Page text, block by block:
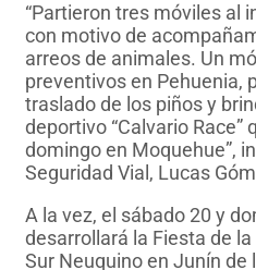
“Partieron tres móviles al
con motivo de
arreos de animales. Un
preventivos en Pehuenia,
traslado de los piños y
deportivo “Calvario Race”
domingo en Moquehue”,
Seguridad Vial, Lucas
A la vez, el sábado 20 y
desarrollará la Fiesta de
Sur Neuquino en Junín de